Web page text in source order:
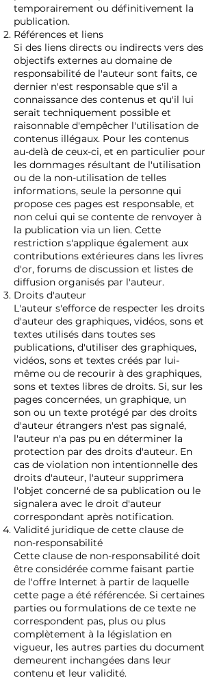
temporairement ou définitivement la
publication.
Références et liens
Si des liens directs ou indirects vers des
objectifs externes au domaine de
responsabilité de l'auteur sont faits, ce
dernier n'est responsable que s'il a
connaissance des contenus et qu'il lui
serait techniquement possible et
raisonnable d'empêcher l'utilisation de
contenus illégaux. Pour les contenus
au-delà de ceux-ci, et en particulier pour
les dommages résultant de l'utilisation
ou de la non-utilisation de telles
informations, seule la personne qui
propose ces pages est responsable, et
non celui qui se contente de renvoyer à
la publication via un lien. Cette
restriction s'applique également aux
contributions extérieures dans les livres
d'or, forums de discussion et listes de
diffusion organisés par l'auteur.
Droits d'auteur
L'auteur s'efforce de respecter les droits
d'auteur des graphiques, vidéos, sons et
textes utilisés dans toutes ses
publications, d'utiliser des graphiques,
vidéos, sons et textes créés par lui-
même ou de recourir à des graphiques,
sons et textes libres de droits. Si, sur les
pages concernées, un graphique, un
son ou un texte protégé par des droits
d'auteur étrangers n'est pas signalé,
l'auteur n'a pas pu en déterminer la
protection par des droits d'auteur. En
cas de violation non intentionnelle des
droits d'auteur, l'auteur supprimera
l'objet concerné de sa publication ou le
signalera avec le droit d'auteur
correspondant après notification.
Validité juridique de cette clause de
non-responsabilité
Cette clause de non-responsabilité doit
être considérée comme faisant partie
de l'offre Internet à partir de laquelle
cette page a été référencée. Si certaines
parties ou formulations de ce texte ne
correspondent pas, plus ou plus
complètement à la législation en
vigueur, les autres parties du document
demeurent inchangées dans leur
contenu et leur validité.